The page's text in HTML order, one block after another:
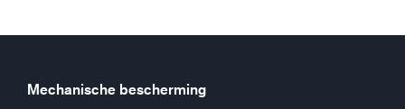
Mechanische bescherming